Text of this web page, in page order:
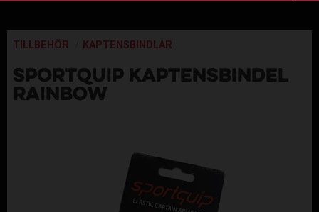
TILLBEHÖR KAPTENSBINDLAR
SPORTQUIP KAPTENSBINDEL
RAINBOW